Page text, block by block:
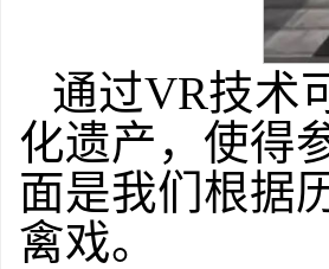
通过VR技术
化遗产，使得
面是我们根据
禽戏。